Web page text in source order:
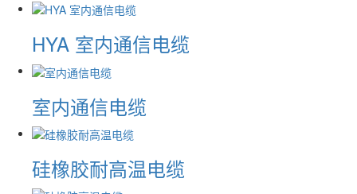
HYA 室内通信电缆
室内通信电缆
硅橡胶耐高温电缆